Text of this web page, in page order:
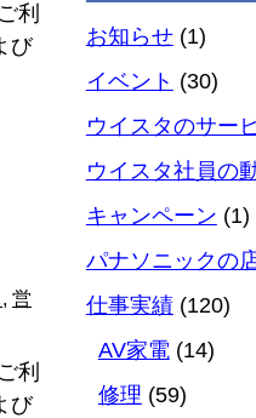
利
び
営
利
び
お知らせ(1)
イベント (30)
ウイスタのサー
ウイスタ社員の
キャンペーン (1)
パナソニックの
仕事実績(120)
AV家電(14)
修理 (59)